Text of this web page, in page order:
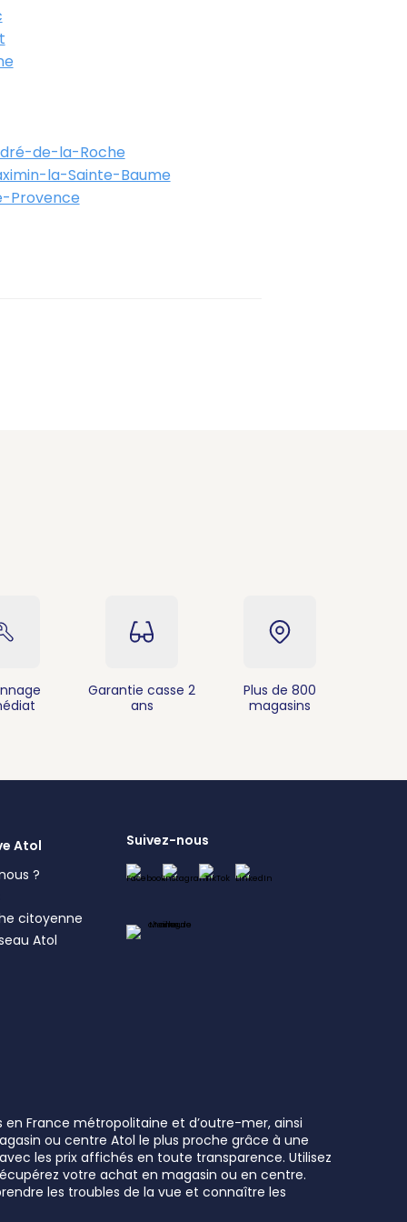
de-la-Roche
la-Sainte-Baume
Provence
Garantie casse 2
ans
Plus de 800
magasins
Atol
?
citoyenne
Atol
Suivez-nous
France métropolitaine et d’outre-mer, ainsi
ou centre Atol le plus proche grâce à une
les prix affichés en toute transparence. Utilisez
votre achat en magasin ou en centre.
les troubles de la vue et connaître les